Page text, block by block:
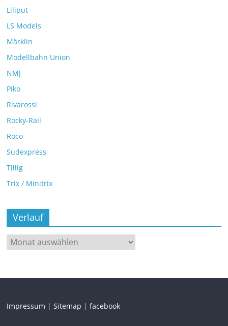
Liliput
LS Models
Märklin
Modellbahn Union
NMJ
Piko
Rivarossi
Rocky-Rail
Roco
Sudexpress
Tillig
Trix / Minitrix
Verlauf
Impressum |Sitemap |facebook